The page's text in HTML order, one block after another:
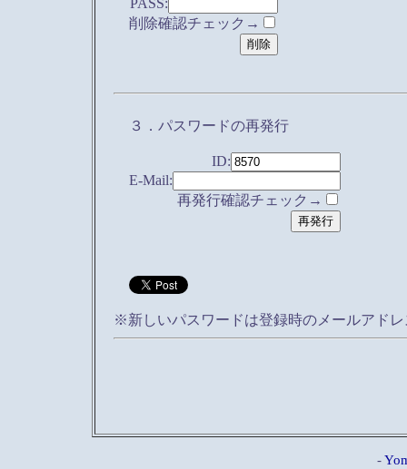
削除確認チェック→
３．パスワードの再発行
ID:
E-Mail:
再発行確認チェック→
※新しいパスワードは登録時のメールアド
-